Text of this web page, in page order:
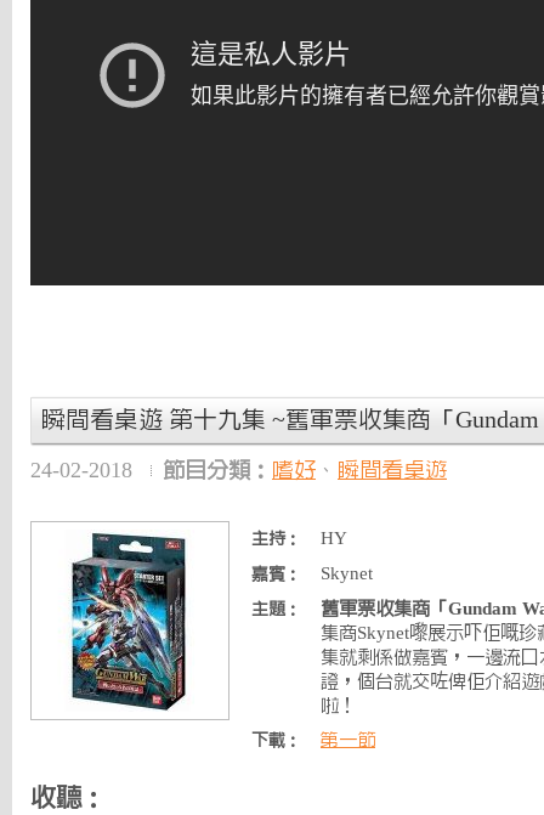
瞬間看桌遊 第十九集 ~舊軍票收集商「Gundam
24-02-2018 節目分類： 嗜好 、 瞬間看桌遊
主持： HY
嘉賓： Skynet
主題：
舊軍票收集商「Gundam
集商Skynet嚟展示吓佢嘅珍
集就剩係做嘉賓，一邊流
證，個台就交咗俾佢介紹
啦！
下載： 第一節
收聽：